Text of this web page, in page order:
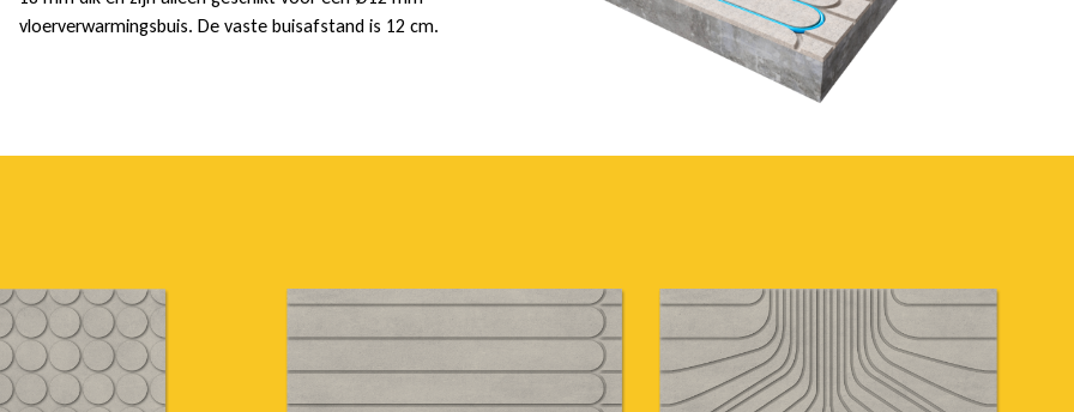
vloerverwarmingsbuis. De vaste buisafstand is 12 cm.